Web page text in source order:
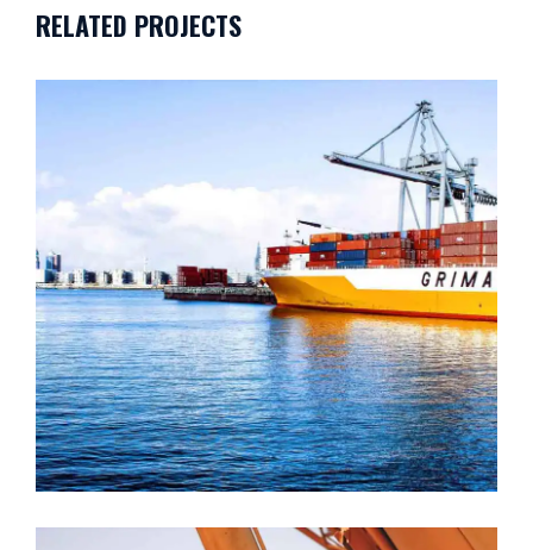
RELATED PROJECTS